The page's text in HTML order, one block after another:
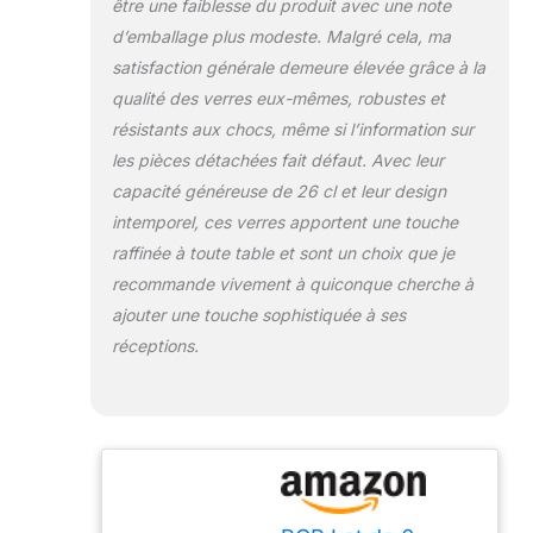
être une faiblesse du produit avec une note
d’emballage plus modeste. Malgré cela, ma
satisfaction générale demeure élevée grâce à la
qualité des verres eux-mêmes, robustes et
résistants aux chocs, même si l’information sur
les pièces détachées fait défaut. Avec leur
capacité généreuse de 26 cl et leur design
intemporel, ces verres apportent une touche
raffinée à toute table et sont un choix que je
recommande vivement à quiconque cherche à
ajouter une touche sophistiquée à ses
réceptions.